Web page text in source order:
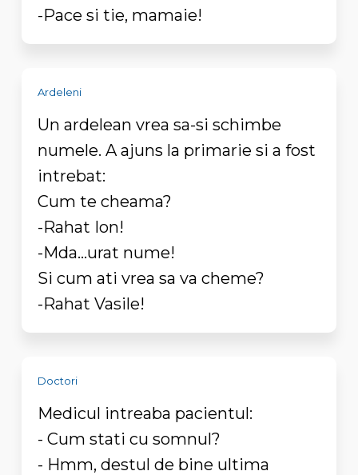
-Pace si tie, mamaie!
Ardeleni
Un ardelean vrea sa-si schimbe
numele. A ajuns la primarie si a fost
intrebat:
Cum te cheama?
-Rahat Ion!
-Mda...urat nume!
Si cum ati vrea sa va cheme?
-Rahat Vasile!
Doctori
Medicul intreaba pacientul:
- Cum stati cu somnul?
- Hmm, destul de bine ultima